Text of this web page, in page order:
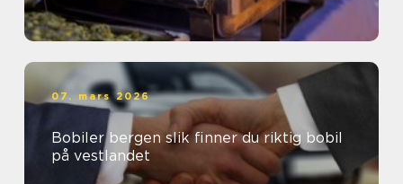
07. mars 2026
Bobiler bergen slik finner du riktig bobil
på vestlandet